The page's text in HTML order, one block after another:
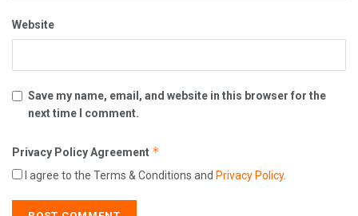
Website
Save my name, email, and website in this browser for the
next time I comment.
Privacy Policy Agreement *
I agree to the Terms & Conditions and Privacy Policy.